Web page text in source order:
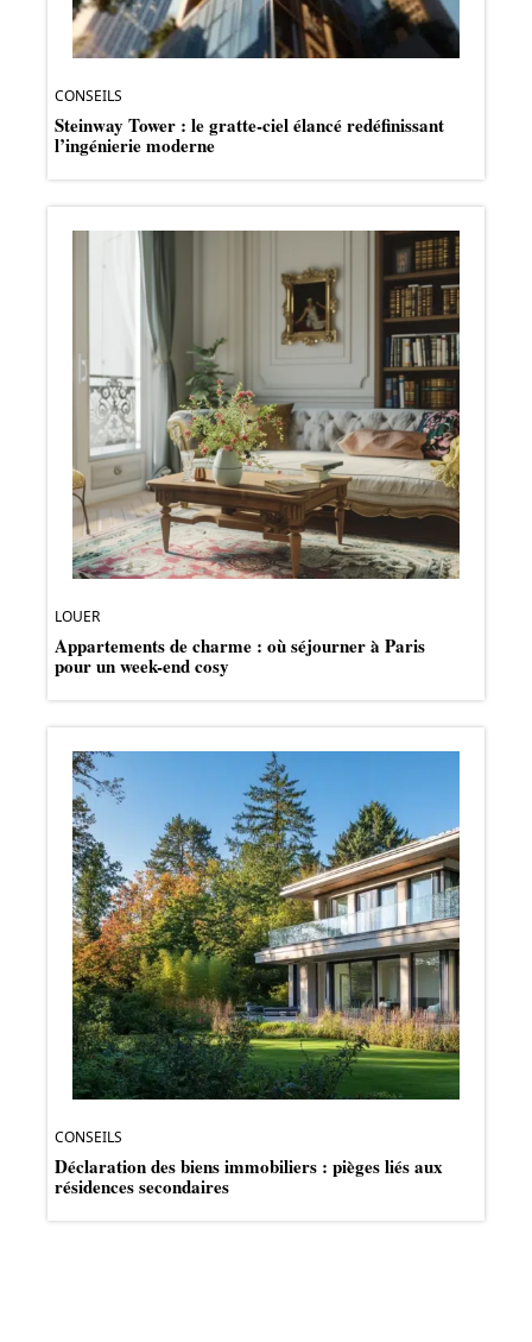
CONSEILS
Steinway Tower : le gratte-ciel élancé redéfinissant
l’ingénierie moderne
LOUER
Appartements de charme : où séjourner à Paris
pour un week-end cosy
CONSEILS
Déclaration des biens immobiliers : pièges liés aux
résidences secondaires